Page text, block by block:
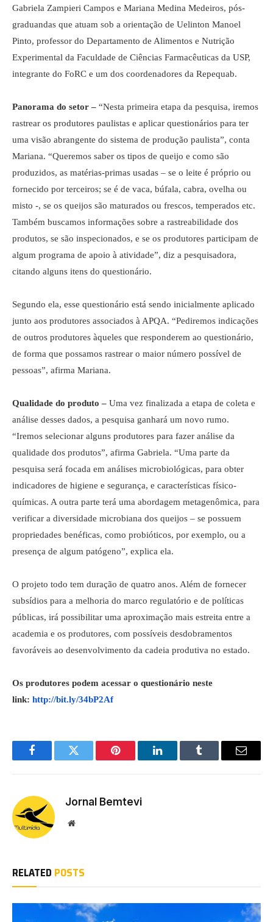
Gabriela Zampieri Campos e Mariana Medina Medeiros, pós-
graduandas que atuam sob a orientação de Uelinton Manoel
Pinto, professor do Departamento de Alimentos e Nutrição
Experimental da Faculdade de Ciências Farmacêuticas da USP,
integrante do FoRC e um dos coordenadores da Repequab.
Panorama do setor – “Nesta primeira etapa da pesquisa, iremos
rastrear os produtores paulistas e aplicar questionários para ter
uma visão abrangente do sistema de produção paulista”, conta
Mariana. “Queremos saber os tipos de queijo e como são
produzidos, as matérias-primas usadas – se o leite é próprio ou
fornecido por terceiros; se é de vaca, búfala, cabra, ovelha ou
misto -, se os queijos são maturados ou frescos, temperados etc.
Também buscamos informações sobre a rastreabilidade dos
produtos, se são inspecionados, e se os produtores participam de
algum programa de apoio à atividade”, diz a pesquisadora,
citando alguns itens do questionário.
Segundo ela, esse questionário está sendo inicialmente aplicado
junto aos produtores associados à APQA. “Pediremos indicações
de outros produtores àqueles que responderem ao questionário,
de forma que possamos rastrear o maior número possível de
pessoas”, afirma Mariana.
Qualidade do produto – Uma vez finalizada a etapa de coleta e
análise desses dados, a pesquisa ganhará um novo rumo.
“Iremos selecionar alguns produtores para fazer análise da
qualidade dos produtos”, afirma Gabriela. “Uma parte da
pesquisa será focada em análises microbiológicas, para obter
indicadores de higiene e segurança, e características físico-
químicas. A outra parte terá uma abordagem metagenômica, para
verificar a diversidade microbiana dos queijos – se possuem
propriedades benéficas, como probióticos, por exemplo, ou a
presença de algum patógeno”, explica ela.
O projeto todo tem duração de quatro anos. Além de fornecer
subsídios para a melhoria do marco regulatório e de políticas
públicas, irá possibilitar uma aproximação mais estreita entre a
academia e os produtores, com possíveis desdobramentos
favoráveis ao desenvolvimento da cadeia produtiva no estado.
Os produtores podem acessar o questionário neste
link: http://bit.ly/34bP2Af
FacebookTwitter Pinterest LinkedInTumblr Email
Jornal Bemtevi
Website
RELATED POSTS